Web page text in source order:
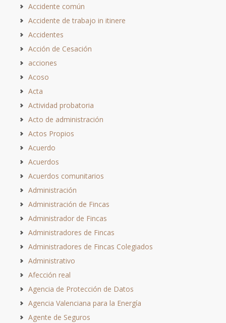
Accidente común
Accidente de trabajo in itinere
Accidentes
Acción de Cesación
acciones
Acoso
Acta
Actividad probatoria
Acto de administración
Actos Propios
Acuerdo
Acuerdos
Acuerdos comunitarios
Administración
Administración de Fincas
Administrador de Fincas
Administradores de Fincas
Administradores de Fincas Colegiados
Administrativo
Afección real
Agencia de Protección de Datos
Agencia Valenciana para la Energía
Agente de Seguros